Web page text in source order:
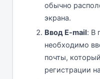
обычно
экрана.
Ввод E-mail: В
необходимо
почты,
регистрации